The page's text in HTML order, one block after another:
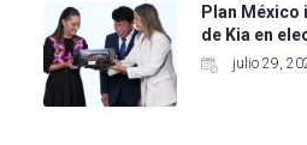
Plan México
de Kia en
julio 29,